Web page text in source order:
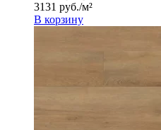
3131 руб./м²
В корзину